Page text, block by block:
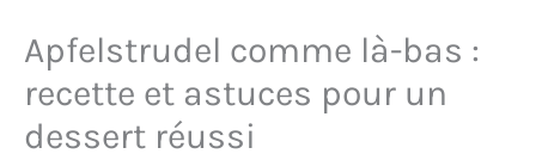
Apfelstrudel comme là-bas :
recette et astuces pour un
dessert réussi